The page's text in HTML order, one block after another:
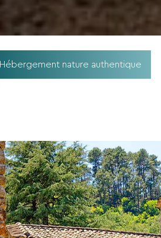
Hébergement nature authentique